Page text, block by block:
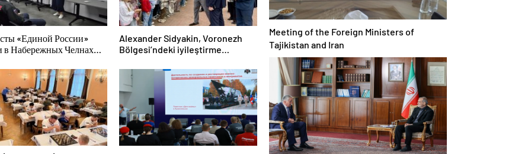
«Единой России»
в Набережных Челнах
специалистов
Alexander Sidyakin, Voronezh
Bölgesi’ndeki iyileştirme
değerlendirdi
Meeting of the Foreign Ministers of
Tajikistan and Iran